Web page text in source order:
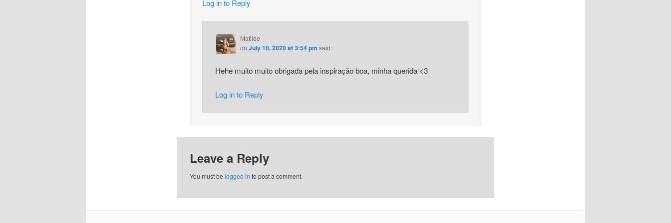
Log in to Reply
Matilde
on July 10, 2020 at 3:54 pm said:
Hehe muito muito obrigada pela inspiração boa, minha querida <3
Log in to Reply
Leave a Reply
You must be logged in to post a comment.